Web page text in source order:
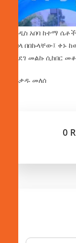
የአዲስ አበባ ከተማ
ደበላ በበኩላቸው፤ ቀኑ
ባሳደገ መልኩ ሲከበር
በፍቃዱ መለሰ
0